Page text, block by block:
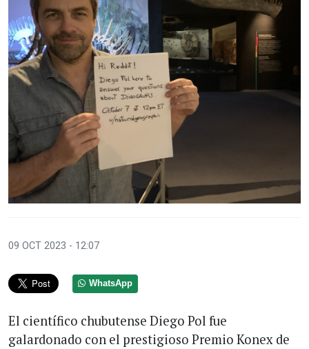
09 OCT 2023 - 12:07
WhatsApp
El científico chubutense Diego Pol fue
galardonado con el prestigioso Premio Konex de